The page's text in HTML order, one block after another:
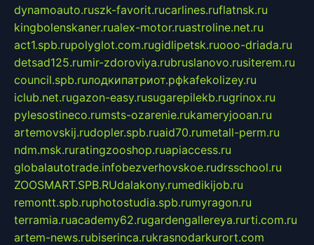
dynamoauto.ruszk-favorit.rucarlines.ruflatnsk.ru
kingbolenskaner.rualex-motor.ruastroline.net.ru
act1.spb.rupolyglot.com.rugidlipetsk.ruooo-driada.ru
detsad125.rumir-zdoroviya.rubruslanovo.rusiterem.ru
council.spb.ruлодкипатриот.рфkafekolizey.ru
iclub.net.rugazon-easy.rusugarepilekb.rugrinox.ru
pylesostineco.rumsts-ozarenie.rukameryjooan.ru
artemovskij.rudopler.spb.ruaid70.rumetall-perm.ru
ndm.msk.ruratingzooshop.ruapiaccess.ru
globalautotrade.infobezverhovskoe.rudrsschool.ru
ZOOSMART.SPB.RUdalakony.rumedikijob.ru
remontt.spb.ruphotostudia.spb.rumyragon.ru
terramia.ruacademy62.rugardengallereya.rurti.com.ru
artem-news.rubiserinca.rukrasnodarkurort.com